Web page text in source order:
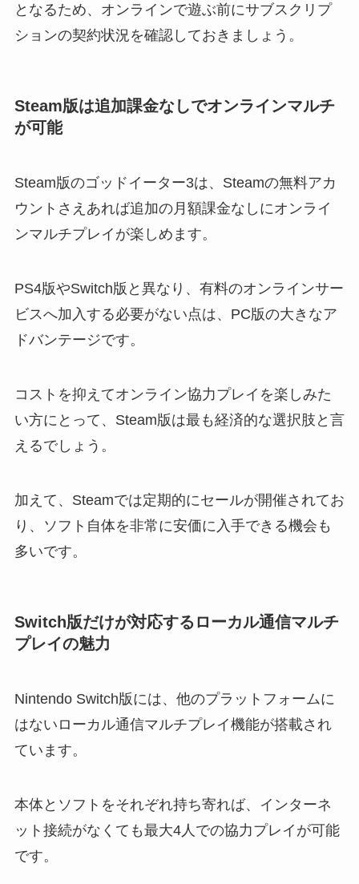
となるため、オンラインで遊ぶ前にサブスクリプ
ションの契約状況を確認しておきましょう。
Steam版は追加課金なしでオンラインマルチ
が可能
Steam版のゴッドイーター3は、Steamの無料アカ
ウントさえあれば追加の月額課金なしにオンライ
ンマルチプレイが楽しめます。
PS4版やSwitch版と異なり、有料のオンラインサー
ビスへ加入する必要がない点は、PC版の大きなア
ドバンテージです。
コストを抑えてオンライン協力プレイを楽しみた
い方にとって、Steam版は最も経済的な選択肢と言
えるでしょう。
加えて、Steamでは定期的にセールが開催されてお
り、ソフト自体を非常に安価に入手できる機会も
多いです。
Switch版だけが対応するローカル通信マルチ
プレイの魅力
Nintendo Switch版には、他のプラットフォームに
はないローカル通信マルチプレイ機能が搭載され
ています。
本体とソフトをそれぞれ持ち寄れば、インターネ
ット接続がなくても最大4人での協力プレイが可能
です。